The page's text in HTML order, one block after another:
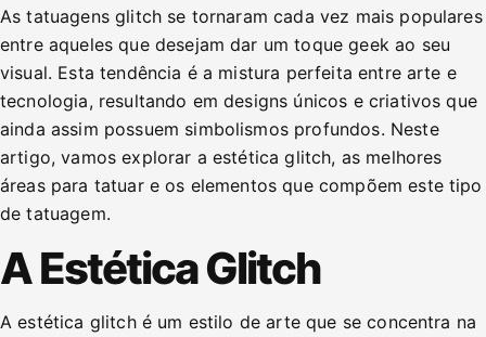
As tatuagens glitch se tornaram cada vez mais populares
entre aqueles que desejam dar um toque geek ao seu
visual. Esta tendência é a mistura perfeita entre arte e
tecnologia, resultando em designs únicos e criativos que
ainda assim possuem simbolismos profundos. Neste
artigo, vamos explorar a estética glitch, as melhores
áreas para tatuar e os elementos que compõem este tipo
de tatuagem.
A Estética Glitch
A estética glitch é um estilo de arte que se concentra na